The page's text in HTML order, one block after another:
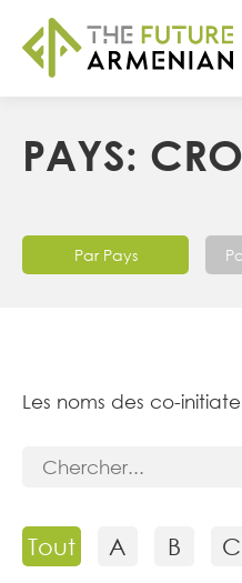
PAYS:
Par Pays
Les noms des co-
Tout A B C